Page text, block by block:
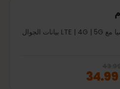
eSIM مدفوعة مسبقًا إندونيسيا مع LTE | 4G | 5G بيانات الجوال
€ 34.99